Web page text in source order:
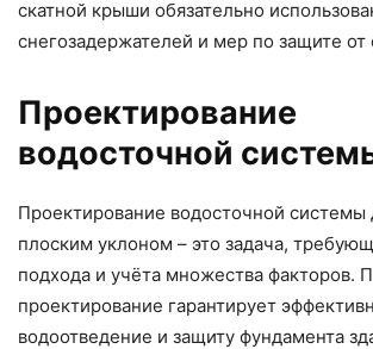
скатной крыши обязательно
снегозадержателей и мер по защите от
Проектирование
водосточной
Проектирование водосточной
плоским уклоном – это задача,
подхода и учёта множества факторов.
проектирование гарантирует
водоотведение и защиту фундамента